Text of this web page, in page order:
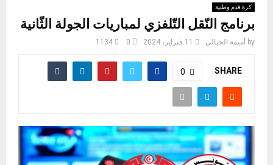
كرة قدم وطنية
برنامج النّقل التّلفزي لمباريات الجولة الثّانية
by أميمة الجبالي 11 فبراير، 2024 0
1134
SHARE
0